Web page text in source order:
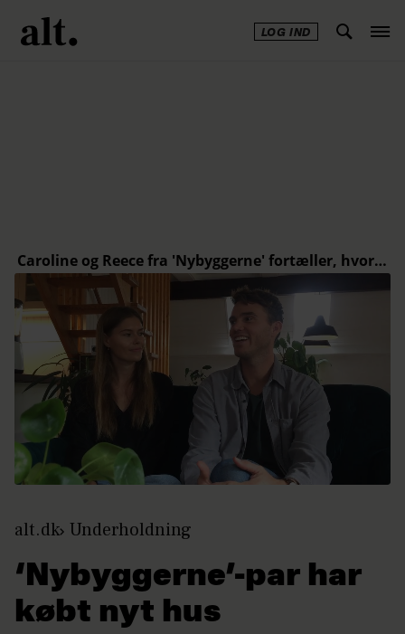
LOG IND
alt.dk Underholdning
‘Nybyggerne’-par har
købt nyt hus